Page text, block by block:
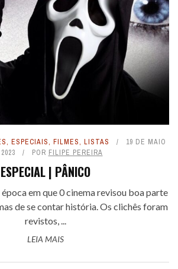
, ESPECIAIS, FILMES, LISTAS
19 DE MAIO
POR FILIPE PEREIRA
ESPECIAL | PÂNICO
em que 0 cinema revisou boa parte
de se contar história. Os clichês foram
revistos, ...
LEIA MAIS